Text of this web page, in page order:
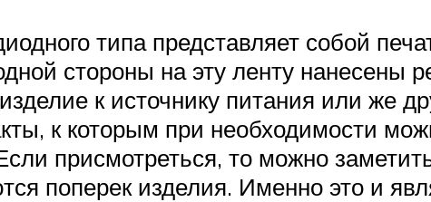
типа представляет собой
стороны на эту ленту нанесены
к источнику питания или же
к которым при необходимости
присмотреться, то можно
поперек изделия. Именно это и